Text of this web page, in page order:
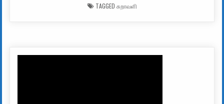
TAGGED சுறாவளி